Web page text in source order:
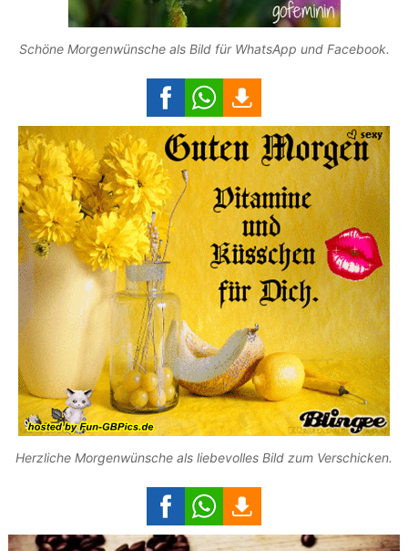
Schöne Morgenwünsche als Bild für WhatsApp und Facebook.
Herzliche Morgenwünsche als liebevolles Bild zum Verschicken.